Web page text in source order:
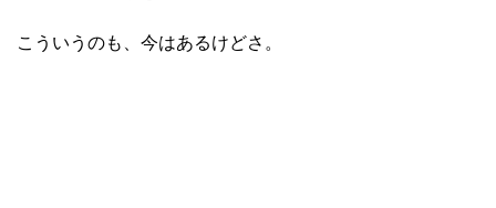
こういうのも、今はあるけどさ。